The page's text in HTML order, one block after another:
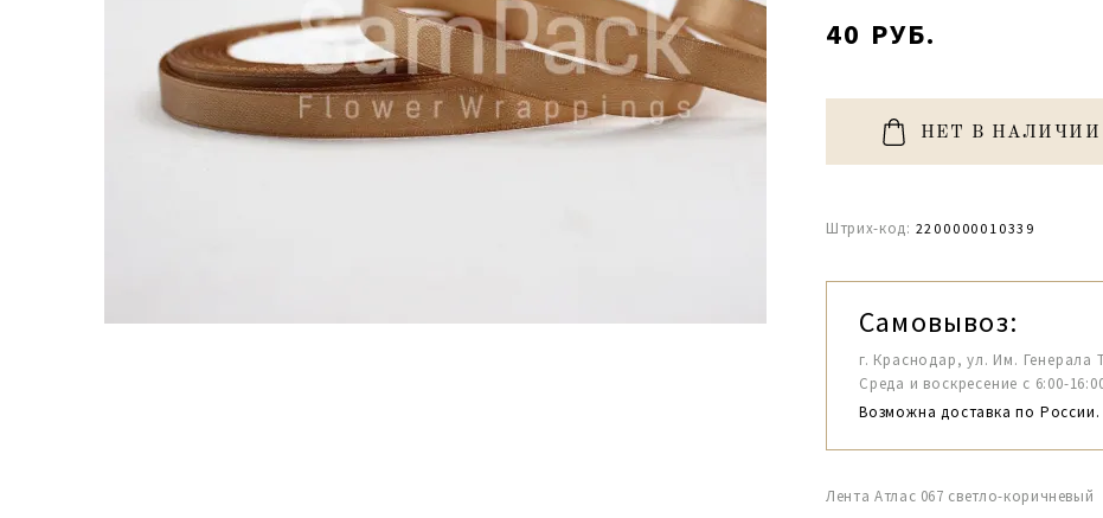
40 РУБ.
НЕТ В НАЛИЧИИ
Штрих-код: 2200000010339
Самовывоз:
г. Краснодар, ул. Им. Генерала
Среда и воскресение с 6:00-
Возможна доставка по России.
Лента Атлас 067 светло-коричневый